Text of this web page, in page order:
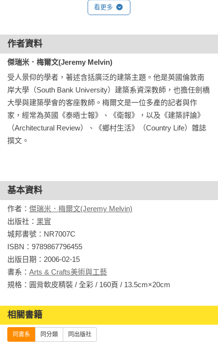
看更多
作者資料
傑瑞米．梅爾文(Jeremy Melvin)
受人景仰的學者，著述含括廣泛的建築主題。他是英國倫敦南
岸大學（South Bank University）建築系資深教師，也擔任劍橋
大學與建築學會的客座教師。梅爾文是一位多產的記者與作
家，經常為英國《泰晤士報》、《衛報》，以及《建築評論》
（Architectural Review）、《鄉村生活》（Country Life）雜誌
撰文。
基本資料
作者： 傑瑞米．梅爾文(Jeremy Melvin)
出版社： 果實
城邦書號：NR7007C
ISBN：9789867796455
出版日期：2006-02-15
書系： Arts & Crafts美術與工藝
規格：圓背軟皮精裝 / 全彩 / 160頁 / 13.5cm×20cm
相關書籍
同書系 同分類 同出版社